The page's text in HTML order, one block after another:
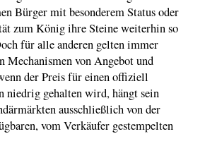
Bürger mit besonderem Status oder
zum König ihre Steine weiterhin so
für alle anderen gelten immer
Mechanismen von Angebot und
der Preis für einen offiziell
niedrig gehalten wird, hängt sein
ausschließlich von der
vom Verkäufer gestempelten